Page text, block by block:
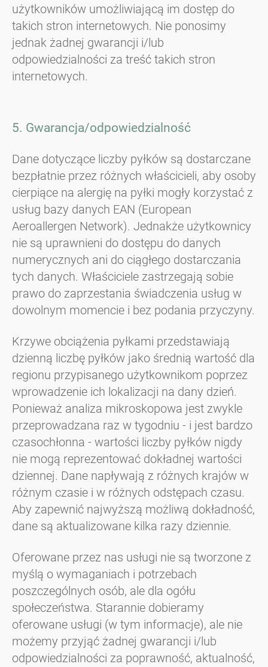
użytkowników umożliwiającą im dostęp do
takich stron internetowych. Nie ponosimy
jednak żadnej gwarancji i/lub
odpowiedzialności za treść takich stron
internetowych.
5. Gwarancja/odpowiedzialność
Dane dotyczące liczby pyłków są dostarczane
bezpłatnie przez różnych właścicieli, aby osoby
cierpiące na alergię na pyłki mogły korzystać z
usług bazy danych EAN (European
Aeroallergen Network). Jednakże użytkownicy
nie są uprawnieni do dostępu do danych
numerycznych ani do ciągłego dostarczania
tych danych. Właściciele zastrzegają sobie
prawo do zaprzestania świadczenia usług w
dowolnym momencie i bez podania przyczyny.
Krzywe obciążenia pyłkami przedstawiają
dzienną liczbę pyłków jako średnią wartość dla
regionu przypisanego użytkownikom poprzez
wprowadzenie ich lokalizacji na dany dzień.
Ponieważ analiza mikroskopowa jest zwykle
przeprowadzana raz w tygodniu - i jest bardzo
czasochłonna - wartości liczby pyłków nigdy
nie mogą reprezentować dokładnej wartości
dziennej. Dane napływają z różnych krajów w
różnym czasie i w różnych odstępach czasu.
Aby zapewnić najwyższą możliwą dokładność,
dane są aktualizowane kilka razy dziennie.
Oferowane przez nas usługi nie są tworzone z
myślą o wymaganiach i potrzebach
poszczególnych osób, ale dla ogółu
społeczeństwa. Starannie dobieramy
oferowane usługi (w tym informacje), ale nie
możemy przyjąć żadnej gwarancji i/lub
odpowiedzialności za poprawność, aktualność,